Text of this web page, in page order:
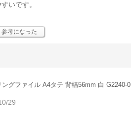
いです。
参考になった
ングファイル A4タテ 背幅56mm 白 G2240-0
29